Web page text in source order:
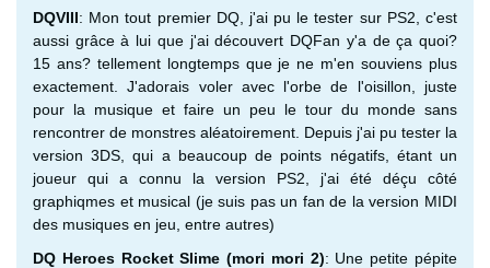
DQVIII: Mon tout premier DQ, j'ai pu le tester sur PS2, c'est
aussi grâce à lui que j'ai découvert DQFan y'a de ça quoi?
15 ans? tellement longtemps que je ne m'en souviens plus
exactement. J'adorais voler avec l'orbe de l'oisillon, juste
pour la musique et faire un peu le tour du monde sans
rencontrer de monstres aléatoirement. Depuis j'ai pu tester la
version 3DS, qui a beaucoup de points négatifs, étant un
joueur qui a connu la version PS2, j'ai été déçu côté
graphiqmes et musical (je suis pas un fan de la version MIDI
des musiques en jeu, entre autres)
DQ Heroes Rocket Slime (mori mori 2): Une petite pépite